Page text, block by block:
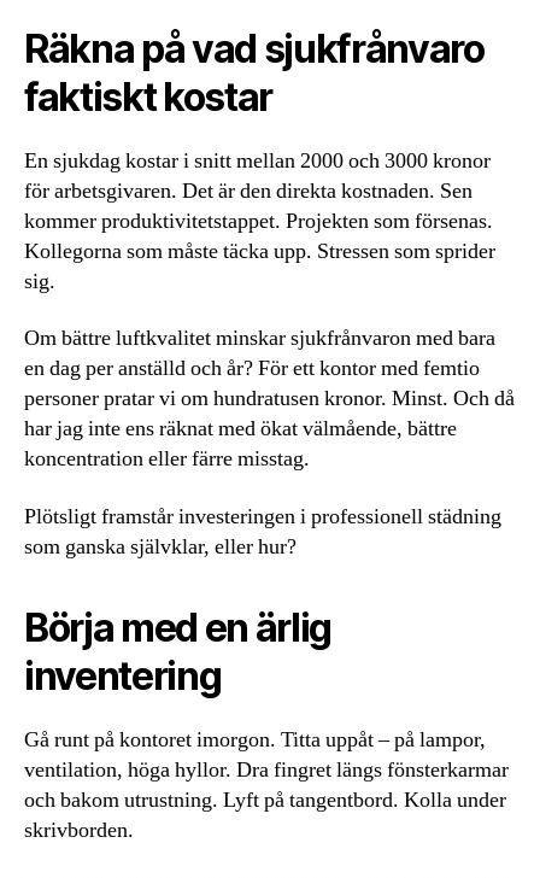
Räkna på vad sjukfrånvaro
faktiskt kostar
En sjukdag kostar i snitt mellan 2000 och 3000 kronor
för arbetsgivaren. Det är den direkta kostnaden. Sen
kommer produktivitetstappet. Projekten som försenas.
Kollegorna som måste täcka upp. Stressen som sprider
sig.
Om bättre luftkvalitet minskar sjukfrånvaron med bara
en dag per anställd och år? För ett kontor med femtio
personer pratar vi om hundratusen kronor. Minst. Och då
har jag inte ens räknat med ökat välmående, bättre
koncentration eller färre misstag.
Plötsligt framstår investeringen i professionell städning
som ganska självklar, eller hur?
Börja med en ärlig
inventering
Gå runt på kontoret imorgon. Titta uppåt – på lampor,
ventilation, höga hyllor. Dra fingret längs fönsterkarmar
och bakom utrustning. Lyft på tangentbord. Kolla under
skrivborden.